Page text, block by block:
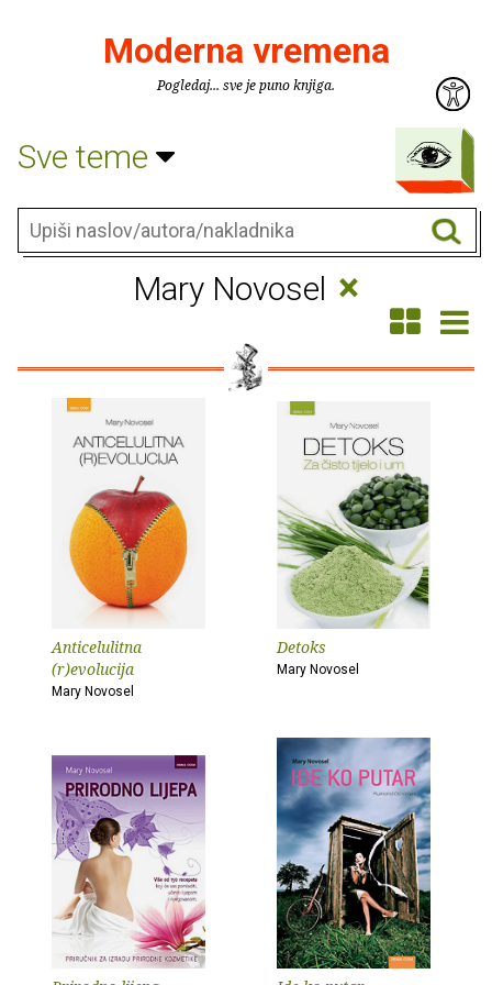
Moderna vremena
Pogledaj... sve je puno knjiga.
Sve teme
Mary Novosel ×
Anticelulitna
(r)evolucija
Mary Novosel
Detoks
Mary Novosel